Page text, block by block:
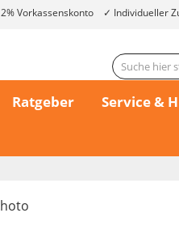
2% Vorkassenskonto Individueller
Ratgeber Service &